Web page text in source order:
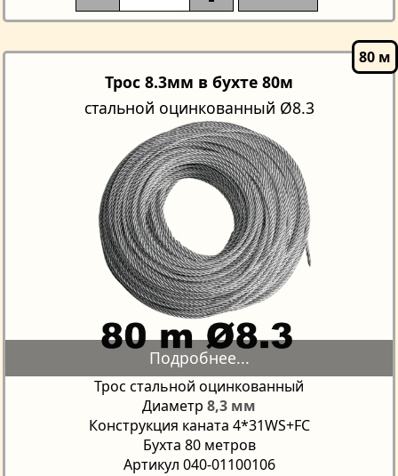
Трос 8.3мм в бухте 80м
стальной оцинкованный Ø8.3
Трос стальной оцинкованный
Диаметр 8,3 мм
Конструкция каната 4*31WS+FC
Бухта 80 метров
Артикул 040-01100106